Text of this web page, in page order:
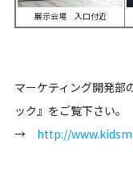
展示会場 入口付近
マーケティング開発部
ック』をご覧下さい。
→ http://